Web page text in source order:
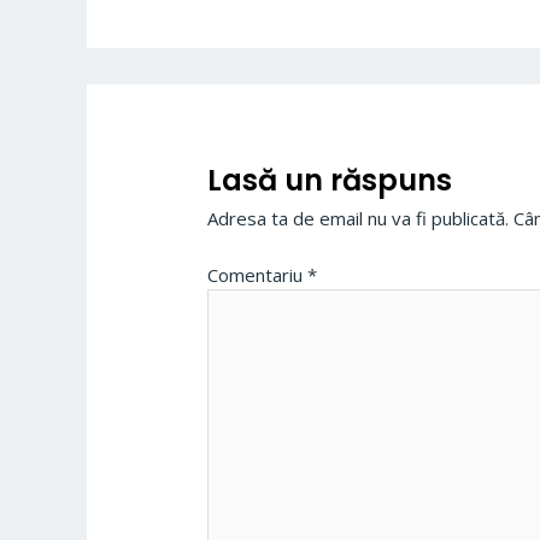
Lasă un răspuns
Adresa ta de email nu va fi publicată.
Comentariu*